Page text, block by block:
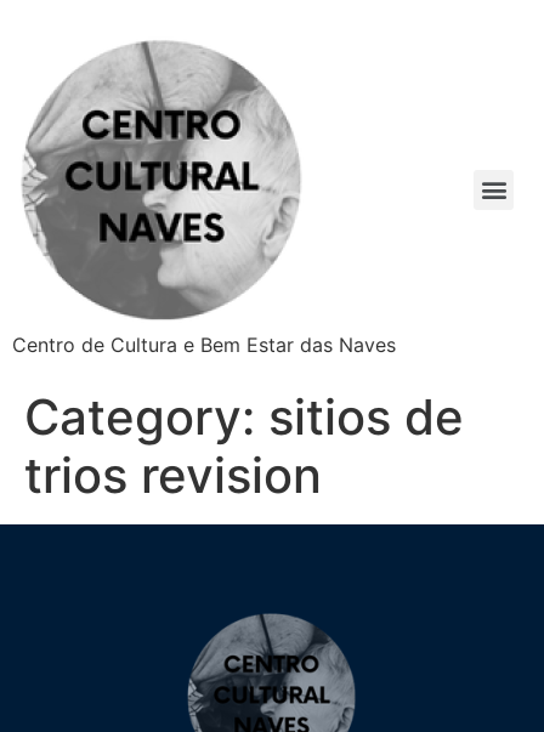
Centro de Cultura e Bem Estar das Naves
Category: sitios de
trios revision